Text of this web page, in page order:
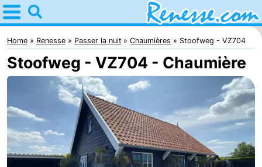
Home
Renesse
Astuces
les
enfants
Passer
la
Appartements
Home Renesse Passer la nuit Chaumières Stoofweg - VZ704
Stoofweg - VZ704 - Chaumière